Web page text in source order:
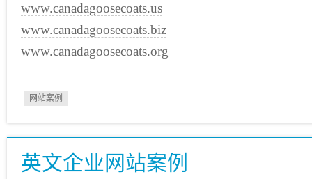
www.canadagoosecoats.us
www.canadagoosecoats.biz
www.canadagoosecoats.org
网站案例
英文企业网站案例